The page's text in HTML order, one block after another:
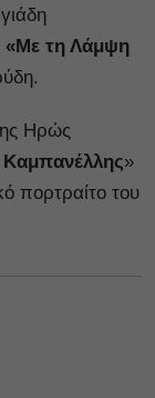
«Με τη Λάμψη
Ηρώς
»
πορτραίτο του